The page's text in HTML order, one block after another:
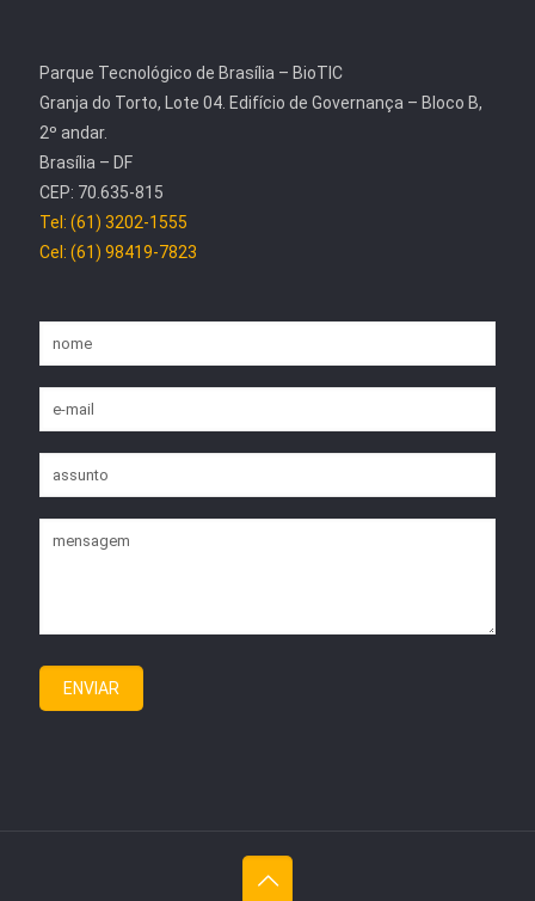
Parque Tecnológico de Brasília – BioTIC
Granja do Torto, Lote 04. Edifício de Governança – Bloco B,
2º andar.
Brasília – DF
CEP: 70.635-815
Tel: (61) 3202-1555
Cel: (61) 98419-7823